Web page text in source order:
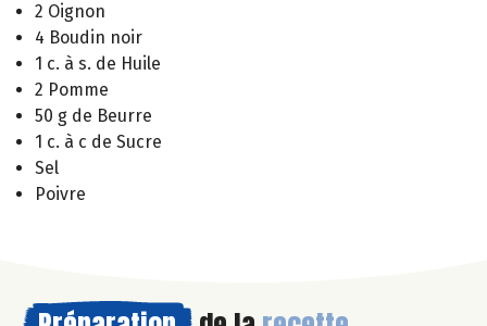
2 Oignon
4 Boudin noir
1 c. à s. de Huile
2 Pomme
50 g de Beurre
1 c. à c de Sucre
Sel
Poivre